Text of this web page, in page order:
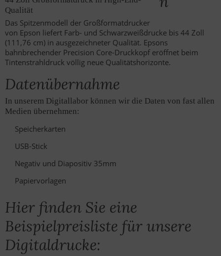
Qualität
Das Spitzenmodell der Großformatdrucker
von Epson liefert Farb- und Schwarzweißdrucke bis 44 Zoll
(111,76 cm) in ausgezeichneter Qualität. Epsons
bahnbrechender Precision Core-Druckkopf eröffnet beim
Tintenstrahldruck völlig neue Qualitätshorizonte.
Datenübernahme
In unserem Digitallabor können wir die Daten von fast allen
Medien übernehmen:
Speicherkarten
USB-Stick
Negativ und Diapositiv 35mm
Papiervorlagen
Hier finden Sie eine
Beispielpreisliste für unsere
Digitaldrucke: